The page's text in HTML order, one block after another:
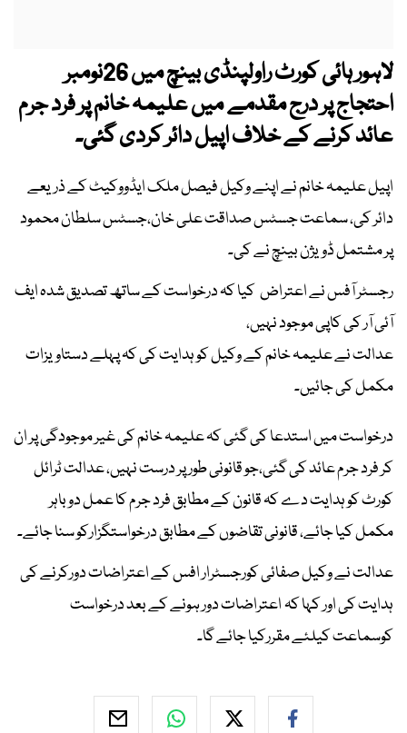
لاہور ہائی کورٹ راولپنڈی بینچ میں 26نومبر
احتجاج پر درج مقدمے میں علیمہ خانم پر فرد جرم
عائد کرنے کے خلاف اپیل دائر کردی گئی۔
اپیل علیمہ خانم نے اپنے وکیل فیصل ملک ایڈووکیٹ کے ذریعے
دائر کی، سماعت جسٹس صداقت علی خان،جسٹس سلطان محمود
پر مشتمل ڈویژن بینچ نے کی۔
رجسٹر آفس نے اعتراض کیا کہ درخواست کے ساتھ تصدیق شدہ ایف
آئی آر کی کاپی موجود نہیں،
عدالت نے علیمہ خانم کے وکیل کو ہدایت کی کہ پہلے دستاویزات
مکمل کی جائیں۔
درخواست میں استدعا کی گئی کہ علیمہ خانم کی غیر موجودگی پر ان
کر فرد جرم عائد کی گئی،جو قانونی طور پر درست نہیں، عدالت ٹرائل
کورٹ کو ہدایت دے کہ قانون کے مطابق فرد جرم کا عمل دوباہر
مکمل کیا جائے، قانونی تقاضوں کے مطابق درخواستگزارکو سنا جائے۔
عدالت نے وکیل صفائی کورجسٹرار افس کے اعتراضات دورکرنے کی
ہدایت کی اور کہا کہ اعتراضات دور ہونے کے بعد درخواست
کوسماعت کیلئے مقررکیا جائے گا۔